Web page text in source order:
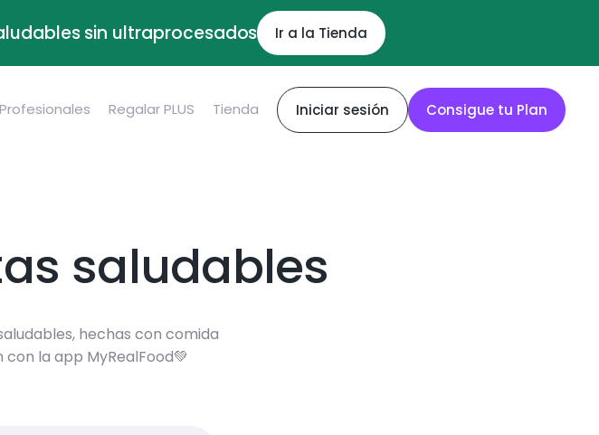
sin ultraprocesados Ir a la Tienda
Profesionales Regalar PLUS Tienda Iniciar sesión Consigue tu Plan
saludables
hechas con comida
la app MyRealFood💚